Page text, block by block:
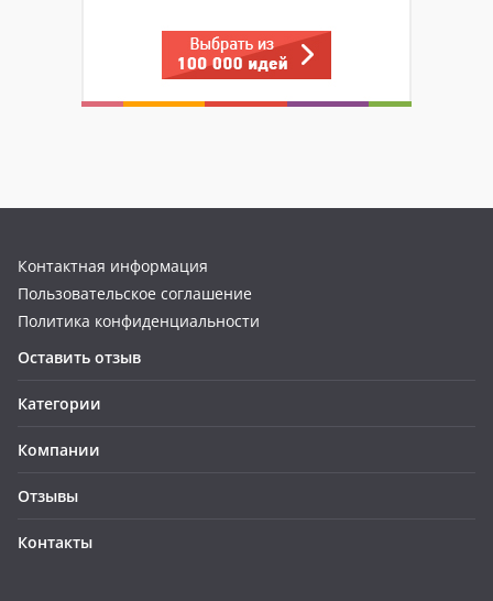
Контактная информация
Пользовательское соглашение
Политика конфиденциальности
Оставить отзыв
Категории
Компании
Отзывы
Контакты